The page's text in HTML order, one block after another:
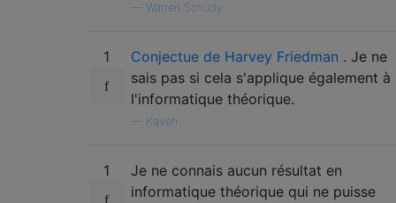
Warren Schudy
1 Conjectue de Harvey Friedman . Je ne
sais pas si cela s'applique également à
l'informatique théorique.
Kaveh
1
Je ne connais aucun résultat en
informatique théorique qui ne puisse